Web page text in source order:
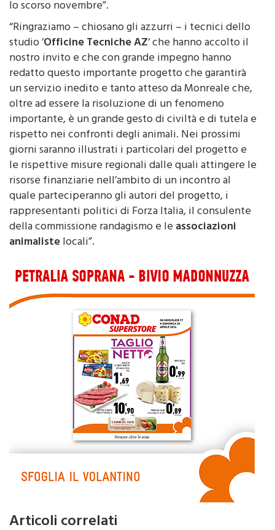
“Ringraziamo – chiosano gli azzurri – i tecnici dello
studio ‘Officine Tecniche AZ‘ che hanno accolto il
nostro invito e che con grande impegno hanno
redatto questo importante progetto che garantirà
un servizio inedito e tanto atteso da Monreale che,
oltre ad essere la risoluzione di un fenomeno
importante, è un grande gesto di civiltà e di tutela e
rispetto nei confronti degli animali. Nei prossimi
giorni saranno illustrati i particolari del progetto e
le rispettive misure regionali dalle quali attingere le
risorse finanziarie nell’ambito di un incontro al
quale parteciperanno gli autori del progetto, i
rappresentanti politici di Forza Italia, il consulente
della commissione randagismo e leassociazioni
animalistelocali”.
Come gestire il problema del